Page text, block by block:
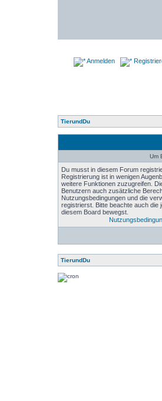
Anmelden
TierundDu
Um
Du musst in diesem Forum
Registrierung ist in wenigen
weitere Funktionen zuzugreifen.
Benutzern auch zusätzliche
Nutzungsbedingungen und die
registrierst. Bitte beachte auch die
diesem Board bewegst.
TierundDu